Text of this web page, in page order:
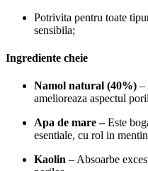
Potrivita pentru toate
sensibila;
Ingrediente cheie
Namol natural (40%) –
amelioreaza aspectul
Apa de mare –Este
esentiale, cu rol in
Kaolin – Absoarbe